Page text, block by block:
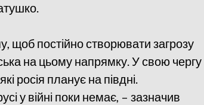
щоб постійно створювати загрозу
на цьому напрямку. У свою чергу
росія планує на півдні.
у війні поки немає, – зазначив